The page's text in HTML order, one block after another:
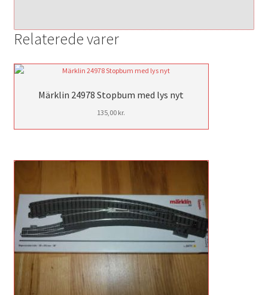
Relaterede varer
Märklin 24978 Stopbum med lys nyt
135,00 kr.